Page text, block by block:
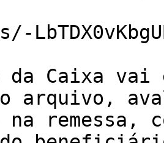
da Caixa
arquivo,
na remessa,